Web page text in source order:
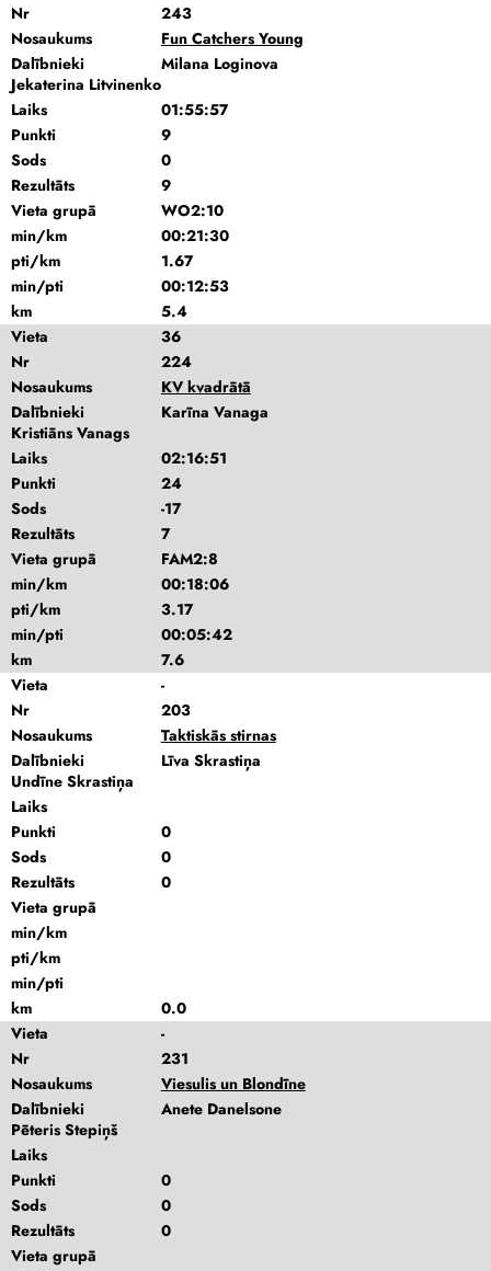
Nr
243
Nosaukums
Fun Catchers Young
Dalībnieki
Milana Loginova
Jekaterina Litvinenko
Laiks
01:55:57
Punkti
9
Sods
0
Rezultāts
9
Vieta grupā
WO2:10
min/km
00:21:30
pti/km
1.67
min/pti
00:12:53
km
5.4
Vieta
36
Nr
224
Nosaukums
KV kvadrātā
Dalībnieki
Karīna Vanaga
Kristiāns Vanags
Laiks
02:16:51
Punkti
24
Sods
-17
Rezultāts
7
Vieta grupā
FAM2:8
min/km
00:18:06
pti/km
3.17
min/pti
00:05:42
km
7.6
Vieta
-
Nr
203
Nosaukums
Taktiskās stirnas
Dalībnieki
Līva Skrastiņa
Undīne Skrastiņa
Laiks
Punkti
0
Sods
0
Rezultāts
0
Vieta grupā
min/km
pti/km
min/pti
km
0.0
Vieta
-
Nr
231
Nosaukums
Viesulis un Blondīne
Dalībnieki
Anete Danelsone
Pēteris Stepiņš
Laiks
Punkti
0
Sods
0
Rezultāts
0
Vieta grupā